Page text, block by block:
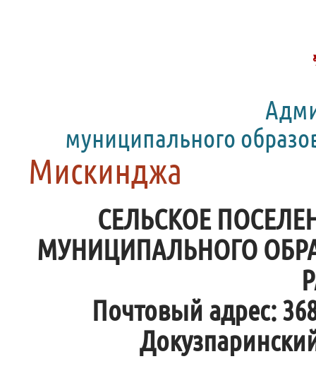
муниципального
Мискинджа
СЕЛЬСКОЕ
МУНИЦИПАЛЬНОГО
Почтовый адрес: